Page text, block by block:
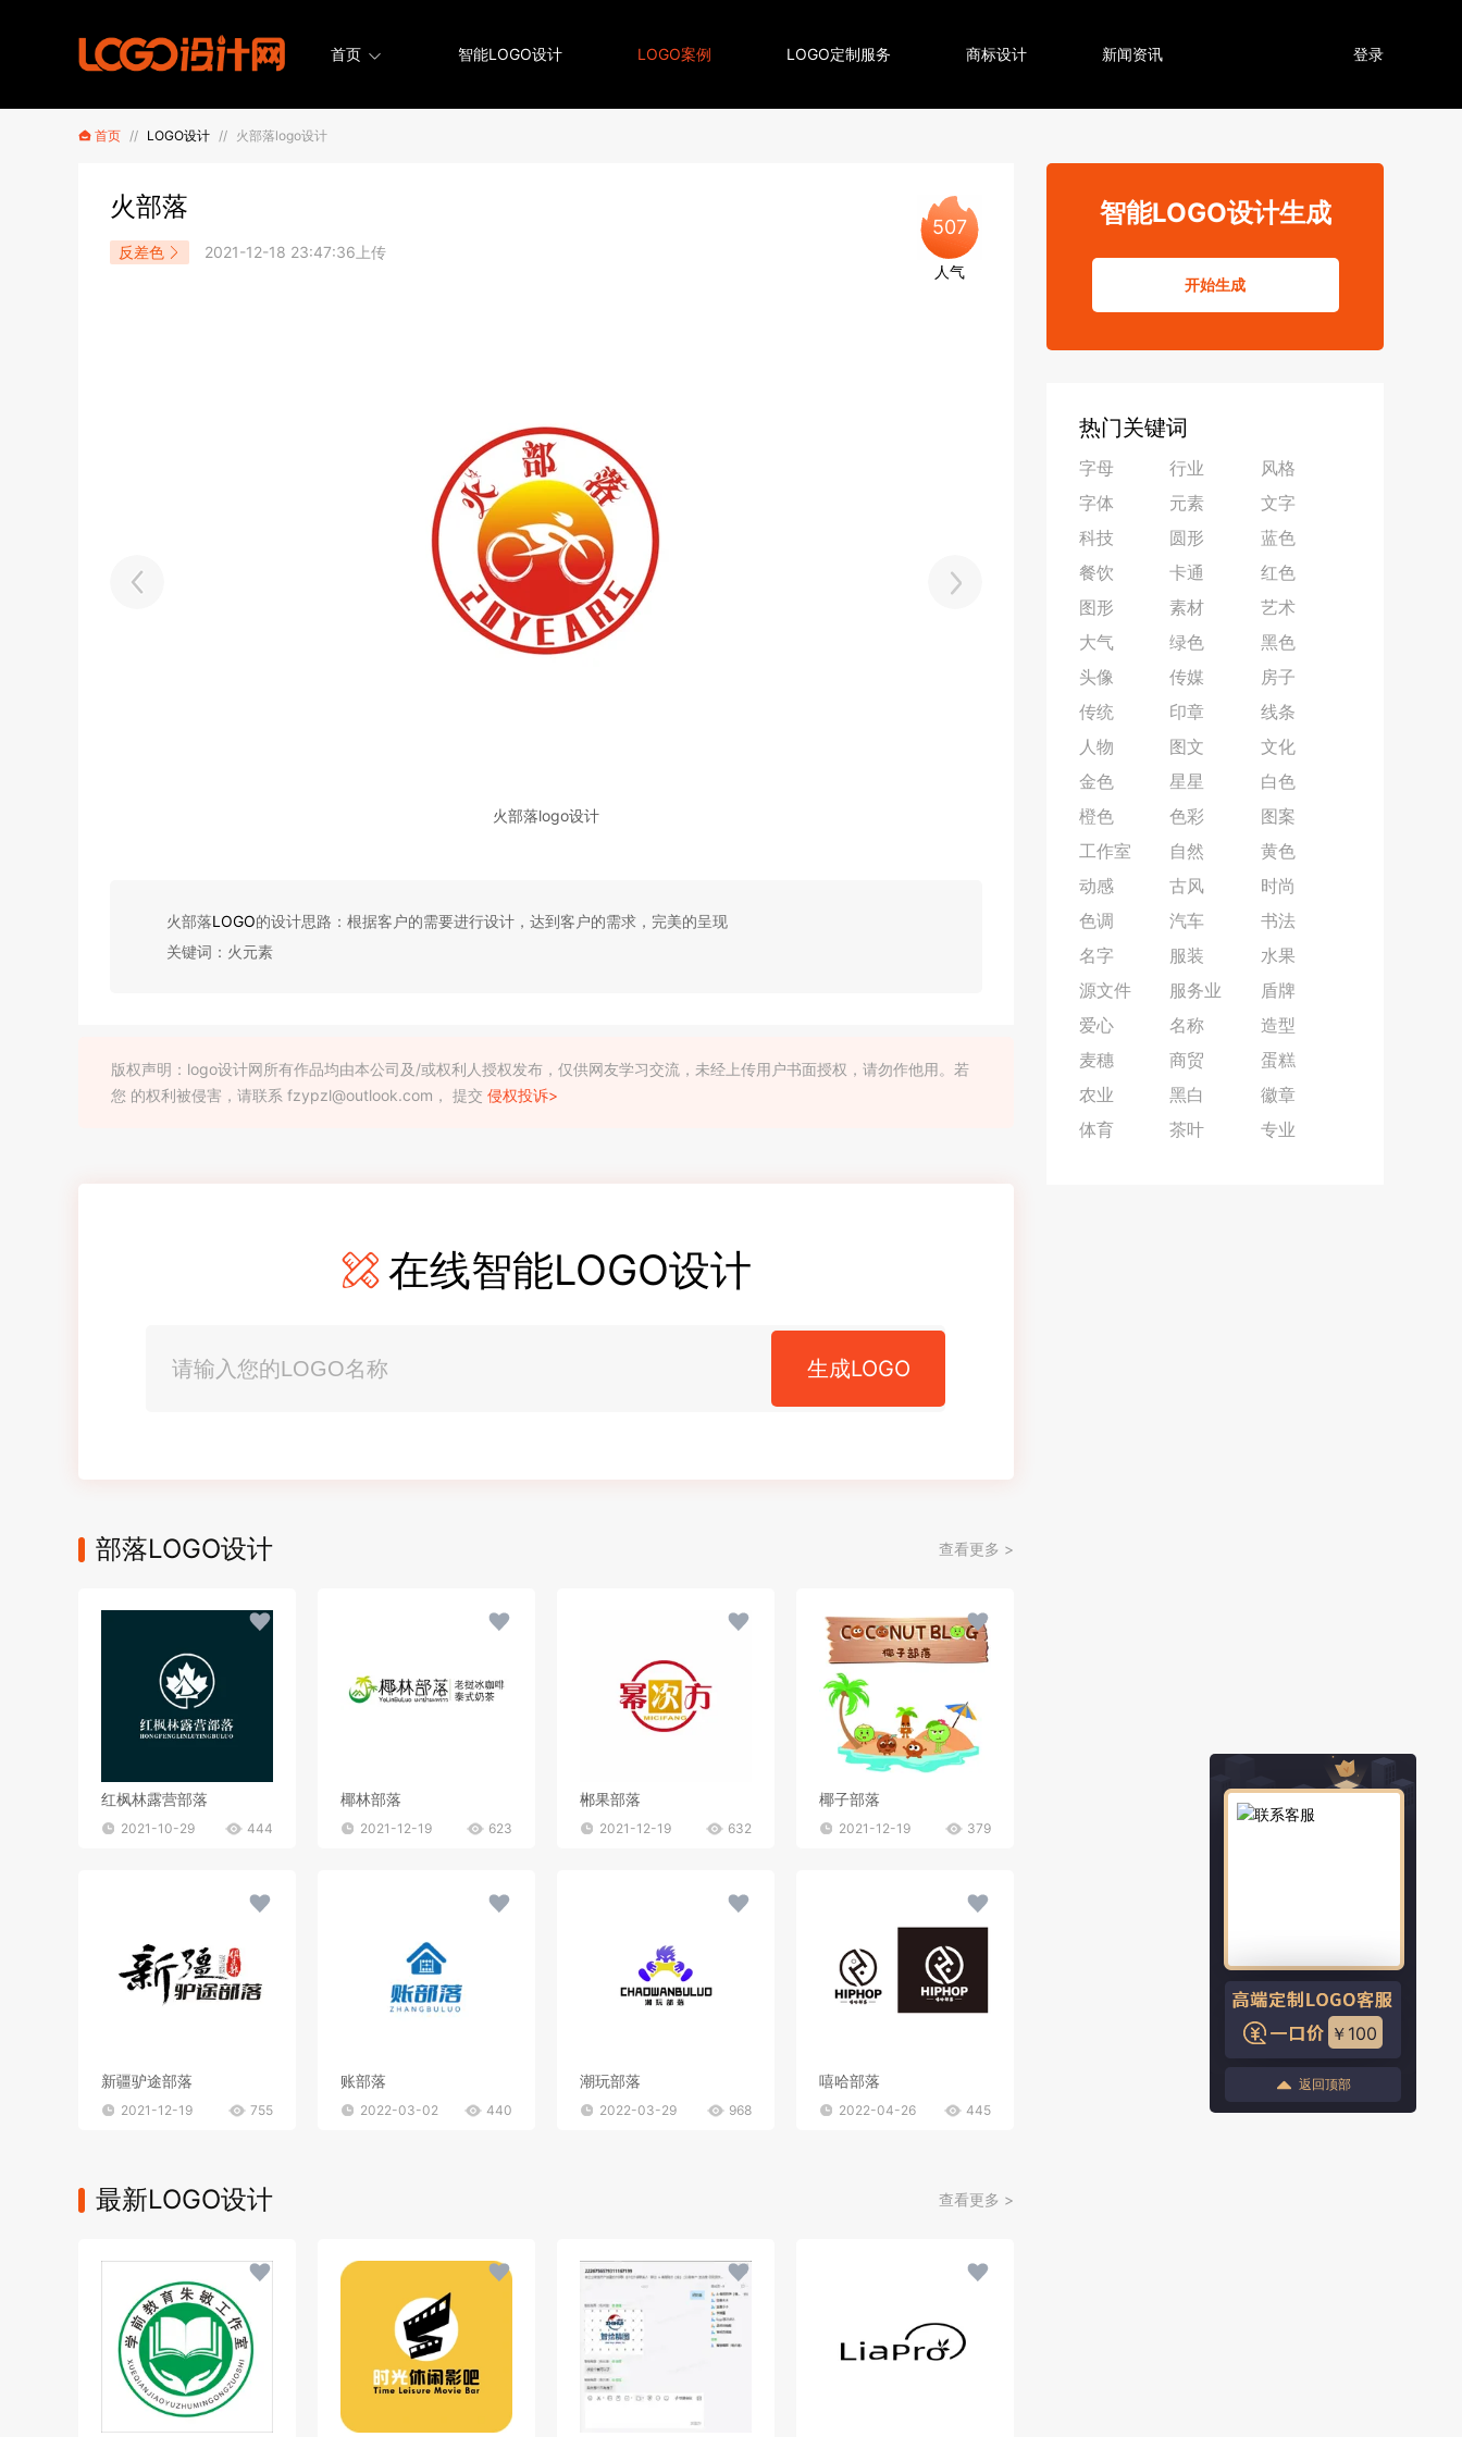
首页 智能LOGO设计 LOGO案例 LOGO定制服务 商标设计 新闻资讯 登录
首页 // LOGO设计 // 火部落logo设计
火部落
反差色 2021-12-18 23:47:36上传
507
人气
火部落logo设计
火部落LOGO的设计思路：根据客户的需要进行设计，达到客户的需求，完美的呈现
关键词：火元素
版权声明：logo设计网所有作品均由本公司及/或权利人授权发布，仅供网友学习交流，未经上传用户书面授权，请勿作他用。若
您 的权利被侵害，请联系 fzypzl@outlook.com， 提交 侵权投诉>
在线智能LOGO设计
生成LOGO
部落LOGO设计 查看更多 >
红枫林露营部落
2021-10-29 444
椰林部落
2021-12-19 623
郴果部落
2021-12-19 632
椰子部落
2021-12-19 379
新疆驴途部落
2021-12-19 755
账部落
2022-03-02 440
潮玩部落
2022-03-29 968
嘻哈部落
2022-04-26 445
最新LOGO设计 查看更多 >
智能LOGO设计生成
开始生成
热门关键词
字母 行业
风格
字体
元素
文字
科技
圆形
蓝色
餐饮
卡通
红色
图形
素材
艺术
大气
绿色
黑色
头像
传媒
房子
传统
印章
线条
人物
图文
文化
金色
星星
白色
橙色
色彩
图案
工作室
自然
黄色
动感
古风
时尚
色调
汽车
书法
名字
服装
水果
源文件
服务业
盾牌
爱心
名称
造型
麦穗
商贸
蛋糕
农业
黑白
徽章
体育
茶叶 专业
￥100
返回顶部